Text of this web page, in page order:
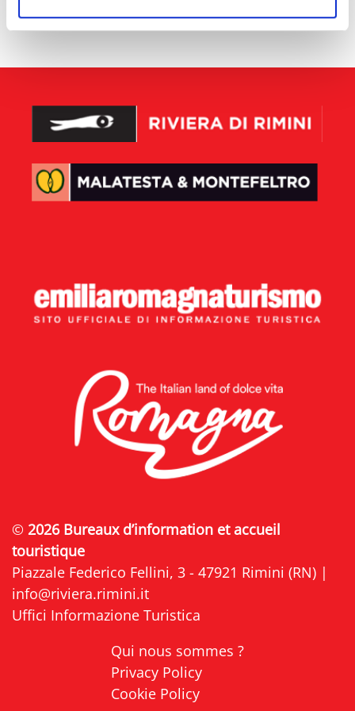
aucun résultat disponible
© 2026 Bureaux d’information et accueil
touristique
Piazzale Federico Fellini, 3 - 47921 Rimini (RN) |
info@riviera.rimini.it
Uffici Informazione Turistica
Qui nous sommes ?
Privacy Policy
Cookie Policy